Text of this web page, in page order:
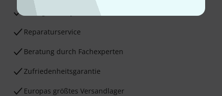
30 Tage Money-Back-Garantie
Reparaturservice
Beratung durch Fachexperten
Zufriedenheitsgarantie
Europas größtes Versandlager